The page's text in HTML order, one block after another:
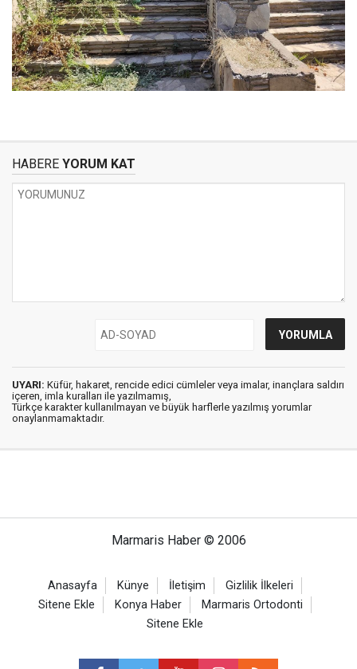
HABERE YORUM KAT
UYARI: Küfür, hakaret, rencide edici cümleler veya imalar, inançlara saldırı
içeren, imla kuralları ile yazılmamış,
Türkçe karakter kullanılmayan ve büyük harflerle yazılmış yorumlar
onaylanmamaktadır.
Marmaris Haber © 2006
Anasayfa Künye İletişim
Gizlilik İlkeleri
Sitene Ekle
Konya Haber
Marmaris Ortodonti
Sitene Ekle